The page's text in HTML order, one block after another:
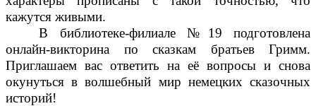
кажутся живыми.
В библиотеке-филиале №19 подготовлена
онлайн-викторина по сказкам братьев Гримм.
Приглашаем вас ответить на её вопросы и снова
окунуться в волшебный мир немецких сказочных
историй!